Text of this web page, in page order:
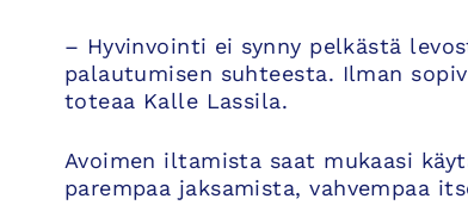
– Hyvinvointi ei synny pelkästä
palautumisen suhteesta. Ilman
toteaa Kalle Lassila.
Avoimen iltamista saat mukaasi
parempaa jaksamista, vahvempaa